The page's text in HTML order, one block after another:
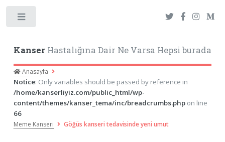
KanserHastalığına Dair Ne Varsa Hepsi burada
Anasayfa
Notice: Only variables should be passed by reference in
/home/kanserliyiz.com/public_html/wp-
content/themes/kanser_tema/inc/breadcrumbs.phpon line
66
Meme Kanseri Göğüs kanseri tedavisinde yeni umut